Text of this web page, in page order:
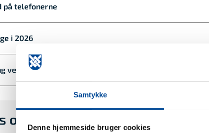
Samtykke
Denne hjemmeside bruger cookies
på telefonerne
i 2026
ved Greve Rådhus
også